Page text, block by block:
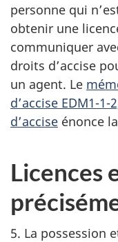
personne qui
obtenir une
communiquer
droits d’accise
un agent. Le
d’accise EDM1-
d’accise énonce
Licences
5. La possession